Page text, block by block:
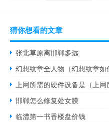
猜你想看的文章
张北草原离邯郸多远
幻想纹章全人物（幻想纹章如
上网所需的硬件设备是（上网
邯郸怎么修复处女膜
临澧第一书香楼盘价钱